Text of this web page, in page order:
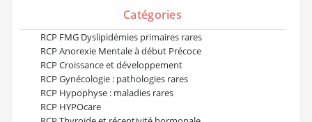
Catégories
RCP FMG Dyslipidémies primaires rares
RCP Anorexie Mentale à début Précoce
RCP Croissance et développement
RCP Gynécologie : pathologies rares
RCP Hypophyse : maladies rares
RCP HYPOcare